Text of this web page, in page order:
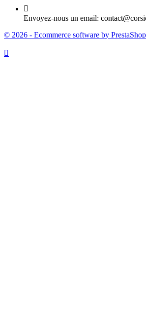

Envoyez-nous un email:
© 2026 - Ecommerce software by
